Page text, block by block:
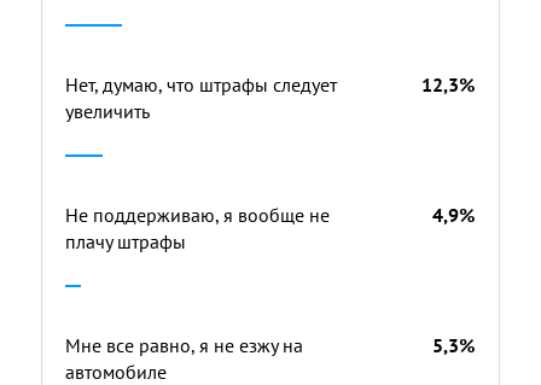
Нет, думаю, что штрафы следует
увеличить
12,3%
Не поддерживаю, я вообще не
плачу штрафы
4,9%
Мне все равно, я не езжу на
автомобиле
5,3%